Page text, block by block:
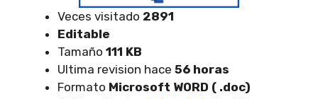
Veces visitado 2891
Editable
Tamaño 111 KB
Ultima revision hace 56 horas
Formato Microsoft WORD ( .doc)